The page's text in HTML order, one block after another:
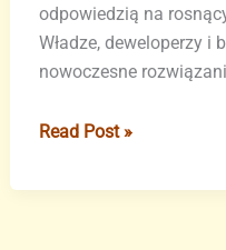
odpowiedzią na
Władze, deweloperzy i
nowoczesne
Budownictwo
szansą
Read Post »